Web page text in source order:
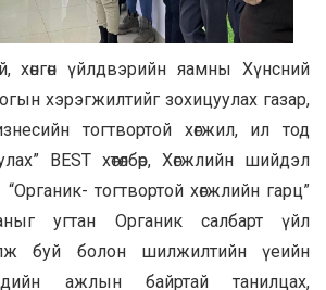
хөнгөн үйлдвэрийн яамны Хүнсний
хэрэгжилтийг зохицуулах газар,
тогтвортой хөгжил, ил тод
BEST хөтөлбөр, Хөгжлийн шийдэл
тогтвортой хөгжлийн гарц”
угтан Органик салбарт үйл
буй болон шилжилтийн үеийн
ажлын байртай танилцах,